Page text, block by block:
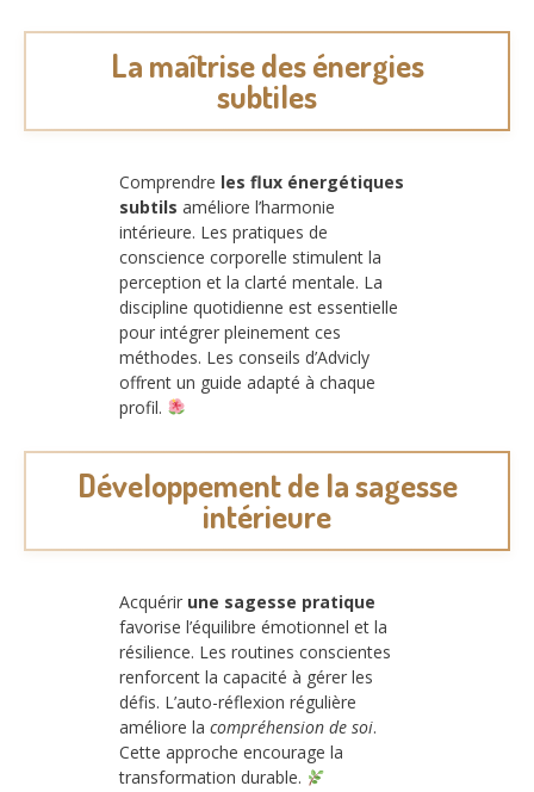
La maîtrise des énergies
subtiles
Comprendre les flux énergétiques
subtils améliore l’harmonie
intérieure. Les pratiques de
conscience corporelle stimulent la
perception et la clarté mentale. La
discipline quotidienne est essentielle
pour intégrer pleinement ces
méthodes. Les conseils d’Advicly
offrent un guide adapté à chaque
profil.
Développement de la sagesse
intérieure
Acquérir une sagesse pratique
favorise l’équilibre émotionnel et la
résilience. Les routines conscientes
renforcent la capacité à gérer les
défis. L’auto-réflexion régulière
améliore la compréhension de soi.
Cette approche encourage la
transformation durable.